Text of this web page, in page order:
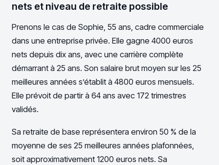
nets et niveau de retraite possible
Prenons le cas de Sophie, 55 ans, cadre commerciale
dans une entreprise privée. Elle gagne 4000 euros
nets depuis dix ans, avec une carrière complète
démarrant à 25 ans. Son salaire brut moyen sur les 25
meilleures années s’établit à 4800 euros mensuels.
Elle prévoit de partir à 64 ans avec 172 trimestres
validés.
Sa retraite de base représentera environ 50 % de la
moyenne de ses 25 meilleures années plafonnées,
soit approximativement 1200 euros nets. Sa